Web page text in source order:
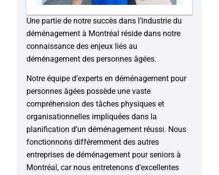
Une partie de notre succès dans l’industrie du
déménagement à Montréal réside dans notre
connaissance des enjeux liés au
déménagement des personnes âgées.
Notre équipe d’experts en déménagement pour
personnes âgées possède une vaste
compréhension des tâches physiques et
organisationnelles impliquées dans la
planification d’un déménagement réussi. Nous
fonctionnons différemment des autres
entreprises de déménagement pour seniors à
Montréal, car nous entretenons d’excellentes